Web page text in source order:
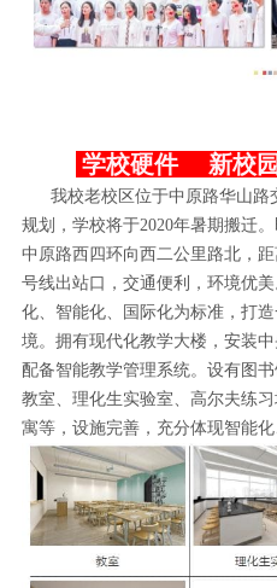
学校硬件 新校园
我校老校区位于中原路华山路
规划，学校将于2020年暑期搬迁
中原路西四环向西二公里路北，
号线出站口，交通便利，环境优
化、智能化、国际化为标准，打
境。拥有现代化教学大楼，安装
配备智能教学管理系统。设有图
教室、理化生实验室、高尔夫练
寓等，设施完善，充分体现智能化